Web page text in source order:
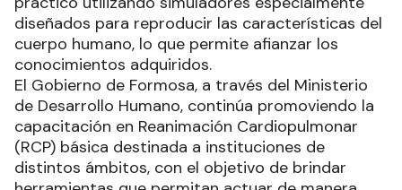
diseñados para reproducir las características del
cuerpo humano, lo que permite afianzar los
conocimientos adquiridos.
El Gobierno de Formosa, a través del Ministerio
de Desarrollo Humano, continúa promoviendo la
capacitación en Reanimación Cardiopulmonar
(RCP) básica destinada a instituciones de
distintos ámbitos, con el objetivo de brindar